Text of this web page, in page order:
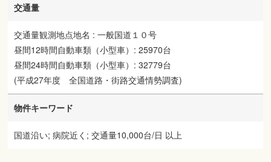
交通量
交通量観測地点地名 : 一般国道１０号
昼間12時間自動車類（小型車）: 25970台
昼間24時間自動車類（小型車）: 32779台
(平成27年度 全国道路・街路交通情勢調査)
物件キーワード
国道沿い; 病院近く; 交通量10,000台/日 以上